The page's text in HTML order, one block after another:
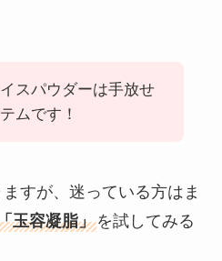
スパウダーは手放せ
ムです！
すが、迷っている方はま
玉容凝脂」を試してみる